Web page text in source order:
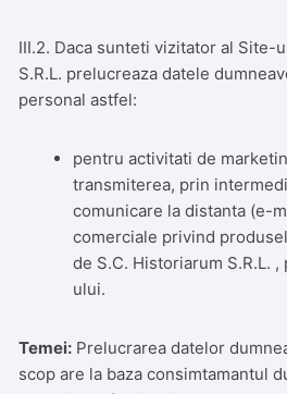
III.2. Daca sunteti vizitator al Site-
S.R.L. prelucreaza datele
personal astfel:
pentru activitati de
transmiterea, prin
comunicare la distanta (e-
comerciale privind
de S.C. Historiarum S.R.L.
ului.
Temei: Prelucrarea datelor
scop are la baza consimtamantul